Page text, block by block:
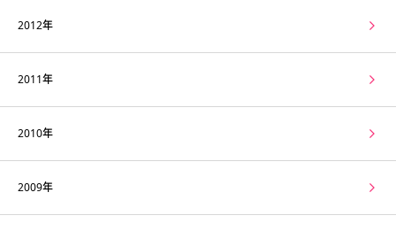
2012年
2011年
2010年
2009年